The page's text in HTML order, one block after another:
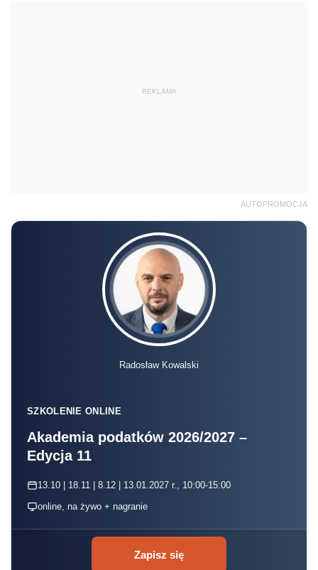
REKLAMA
AUTOPROMOCJA
Radosław Kowalski
SZKOLENIE ONLINE
Akademia podatków 2026/2027 –
Edycja 11
13.10 | 18.11 | 8.12 | 13.01.2027 r., 10:00-15:00
online, na żywo + nagranie
Zapisz się